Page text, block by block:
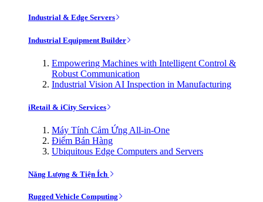
Industrial & Edge Servers
Industrial Equipment Builder
Empowering Machines with Intelligent Control &
Robust Communication
Industrial Vision AI Inspection in Manufacturing
iRetail & iCity Services
Máy Tính Cảm Ứng All-in-One
Điểm Bán Hàng
Ubiquitous Edge Computers and Servers
Năng Lượng & Tiện Ích
Rugged Vehicle Computing